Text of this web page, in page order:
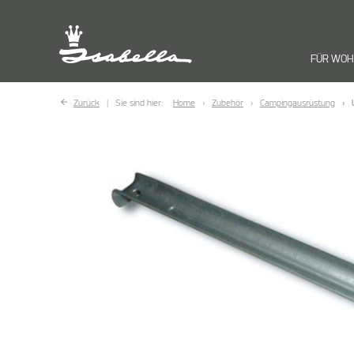
FÜR
Zurück Sie sind hier: Home Zubehör Campingausrüstung